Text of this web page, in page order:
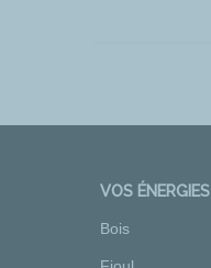
VOS ÉNERGIES
Bois